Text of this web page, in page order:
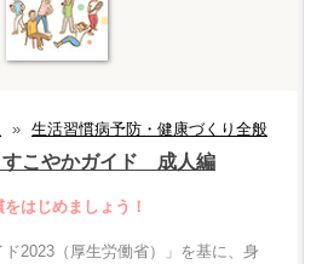
» 生活習慣病予防・健康づくり全般
こやかガイド 成人編
はじめましょう！
ド2023（厚生労働省）」を基に、身